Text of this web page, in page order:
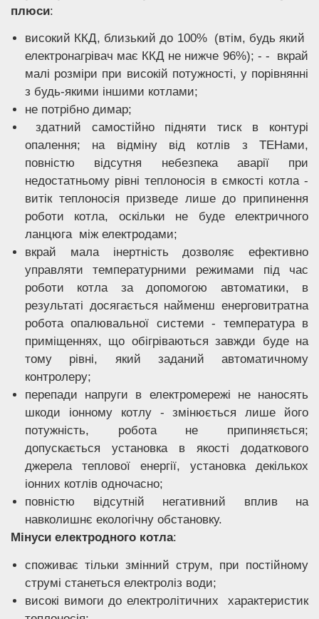
плюси:
високий ККД, близький до 100% (втім, будь який
електронагрівач має ККД не нижче 96%); - - вкрай
малі розміри при високій потужності, у порівнянні
з будь-якими іншими котлами;
не потрібно димар;
здатний самостійно підняти тиск в контурі
опалення; на відміну від котлів з ТЕНами,
повністю відсутня небезпека аварії при
недостатньому рівні теплоносія в ємкості котла -
витік теплоносія призведе лише до припинення
роботи котла, оскільки не буде електричного
ланцюга між електродами;
вкрай мала інертність дозволяє ефективно
управляти температурними режимами під час
роботи котла за допомогою автоматики, в
результаті досягається найменш енерговитратна
робота опалювальної системи - температура в
приміщеннях, що обігріваються завжди буде на
тому рівні, який заданий автоматичному
контролеру;
перепади напруги в електромережі не наносять
шкоди іонному котлу - змінюється лише його
потужність, робота не припиняється;
допускається установка в якості додаткового
джерела теплової енергії, установка декількох
іонних котлів одночасно;
повністю відсутній негативний вплив на
навколишнє екологічну обстановку.
Мінуси електродного котла:
споживає тільки змінний струм, при постійному
струмі станеться електроліз води;
високі вимоги до електролітичних характеристик